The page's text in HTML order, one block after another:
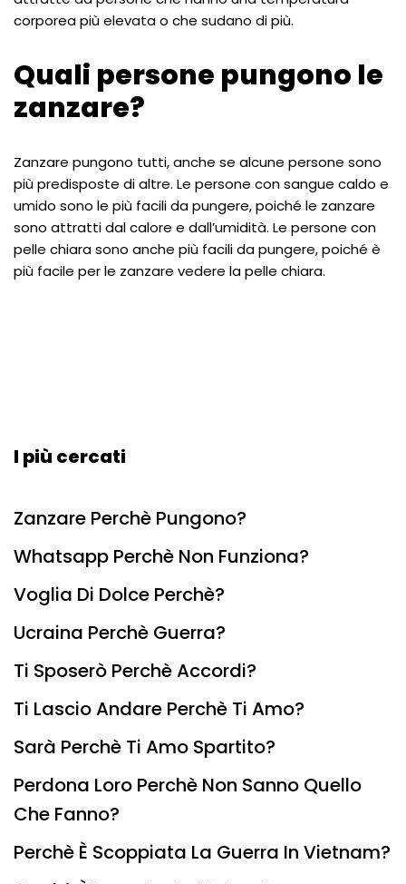
corporea più elevata o che sudano di più.
Quali persone pungono le
zanzare?
Zanzare pungono tutti, anche se alcune persone sono
più predisposte di altre. Le persone con sangue caldo e
umido sono le più facili da pungere, poiché le zanzare
sono attratti dal calore e dall’umidità. Le persone con
pelle chiara sono anche più facili da pungere, poiché è
più facile per le zanzare vedere la pelle chiara.
I più cercati
Zanzare Perchè Pungono?
Whatsapp Perchè Non Funziona?
Voglia Di Dolce Perchè?
Ucraina Perchè Guerra?
Ti Sposerò Perchè Accordi?
Ti Lascio Andare Perchè Ti Amo?
Sarà Perchè Ti Amo Spartito?
Perdona Loro Perchè Non Sanno Quello
Che Fanno?
Perchè È Scoppiata La Guerra In Vietnam?